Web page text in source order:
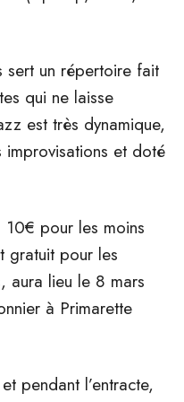
sert un répertoire fait
qui ne laisse
est très dynamique,
et doté
pour les moins
gratuit pour les
aura lieu le 8 mars
à Primarette
pendant l’entracte,